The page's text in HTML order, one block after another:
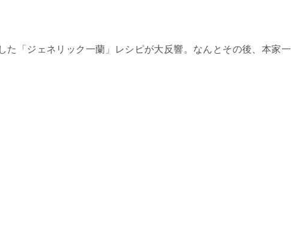
た「ジェネリック一蘭」レシピが大反響。なんとその後、本家一